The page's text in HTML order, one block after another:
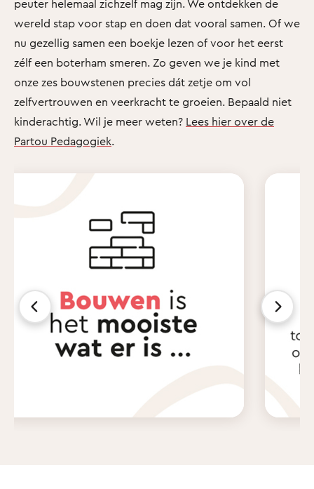
peuter helemaal zichzelf mag zijn. We ontdekken de
wereld stap voor stap en doen dat vooral samen. Of we
nu gezellig samen een boekje lezen of voor het eerst
zélf een boterham smeren. Zo geven we je kind met
onze zes bouwstenen precies dát zetje om vol
zelfvertrouwen en veerkracht te groeien. Bepaald niet
kinderachtig. Wil je meer weten? Lees hier over de
Partou Pedagogiek.